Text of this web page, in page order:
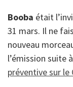
Booba était
31 mars. Il ne
nouveau
l’émission suite
préventive sur le